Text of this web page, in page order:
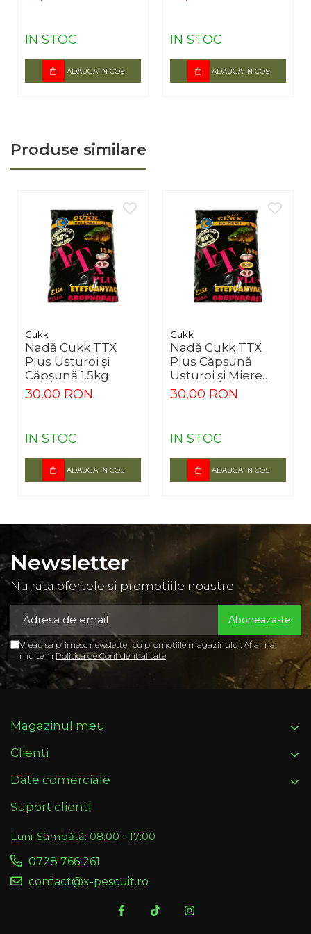
IN STOC
ADAUGA IN COS
IN STOC
ADAUGA IN COS
Produse similare
Cukk
Nadă Cukk TTX
Plus Usturoi și
Căpșună 1.5kg
30,00 RON
IN STOC
ADAUGA IN COS
Cukk
Nadă Cukk TTX
Plus Căpșună
Usturoi și Miere
1.5kg
30,00 RON
IN STOC
ADAUGA IN COS
Newsletter
Nu rata ofertele si promotiile noastre
Vreau sa primesc newsletter cu promotiile magazinului. Afla mai
multe in Politica de Confidentialitate
Magazinul meu
Clienti
Date comerciale
Suport clienti
Luni-Sâmbătă: 08:00 - 17:00
0728 766 261
contact@x-pescuit.ro